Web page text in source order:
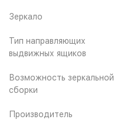
Зеркало
Тип направляющих
выдвижных ящиков
Возможность зеркальной
сборки
Производитель